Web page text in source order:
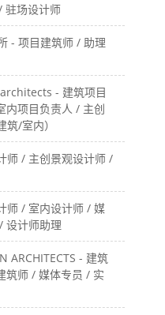
驻场设计师
- 项目建筑师 / 助理
- 建筑项目
内项目负责人 / 主创
/室内）
师 / 主创景观设计师 /
师 / 室内设计师 / 媒
设计师助理
ARCHITECTS - 建筑
筑师 / 媒体专员 / 实